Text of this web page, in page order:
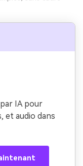
IA pour
et audio dans